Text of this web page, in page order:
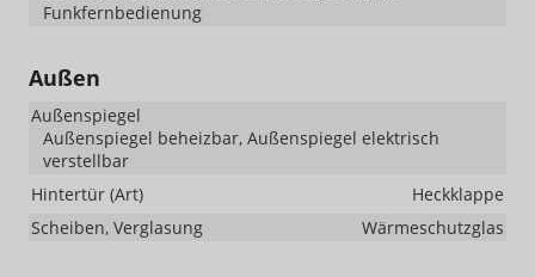
Funkfernbedienung
Außen
Außenspiegel
Außenspiegel beheizbar, Außenspiegel elektrisch
verstellbar
Hintertür (Art)
Heckklappe
Scheiben, Verglasung
Wärmeschutzglas